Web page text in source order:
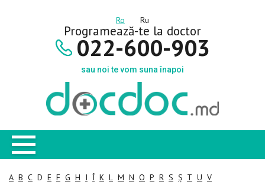
Ro Ru
Programează-te la doctor
022-600-903
sau noi te vom suna înapoi
A B C D E F G H I Î K L M N O P R S Ș T U V